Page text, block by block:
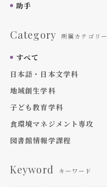
助手
Category 所属カテゴリー
すべて
日本語・日本文学科
地域創生学科
子ども教育学科
食環境マネジメント専攻
図書館情報学課程
Keyword キーワード